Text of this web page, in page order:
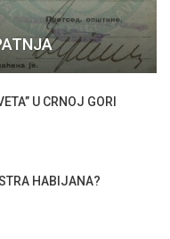
U CRNOJ GORI
HABIJANA?